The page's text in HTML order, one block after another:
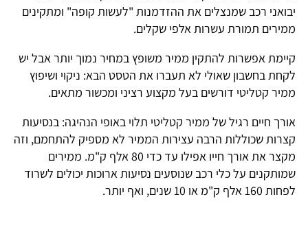
יבואני רכב שמנצלים את ההזדמנות "לעשות קופה" ומתקינים
ממירים תמורת עשרות אלפי שקלים.
קיימת אפשרות להתקין ממיר משופץ במחיר נמוך יותר אבל יש
לקחת בחשבון שאולי לא תעברו את הטסט הבא: ניקוי ושיפוץ
ממיר קטליטי דורשים בעל מקצוע רציני ומכשור מתאים.
אורך חיים רגיל של ממיר קטליטי תלוי באופי הנהיגה: בנסיעות
קצרות שכוללות הרבה עצירות הממיר לא מספיק להתחמם, וזה
מקצר את אורך חייו אפילו עד כדי 80 אלף ק"מ. ממירים
שמותקנים על כלי רכב שנוסעים נסיעות ארוכות יכולים לשרוד
לפחות 160 אלף ק"מ או 10 שנים, ואף יותר.